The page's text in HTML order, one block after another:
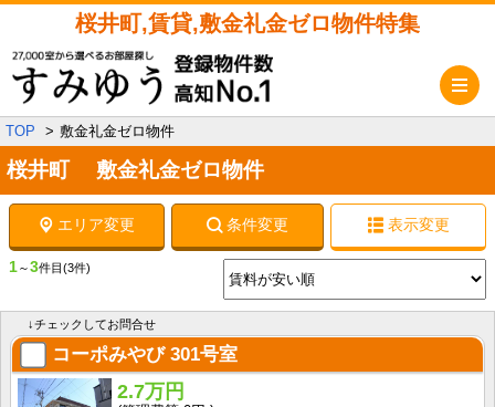
桜井町,賃貸,敷金礼金ゼロ物件特集
TOP 敷金礼金ゼロ物件
桜井町 敷金礼金ゼロ物件
エリア変更 条件変更 表示変更
1～3件目 (3件)
↓チェックしてお問合せ
コーポみやび301号室
2.7万円